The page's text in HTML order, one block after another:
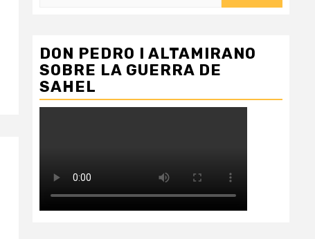
DON PEDRO I ALTAMIRANO
SOBRE LA GUERRA DE
SAHEL